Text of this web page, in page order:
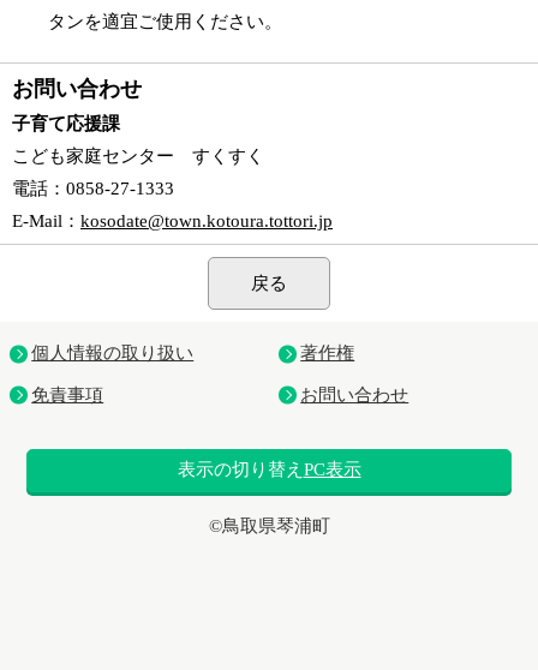
タンを適宜ご使用ください。
お問い合わせ
子育て応援課
こども家庭センター すくすく
電話 ：0858-27-1333
E-Mail ： kosodate@town.kotoura.tottori.jp
戻る
個人情報の取り扱い 著作権
免責事項 お問い合わせ
表示の切り替え PC表示
©鳥取県琴浦町